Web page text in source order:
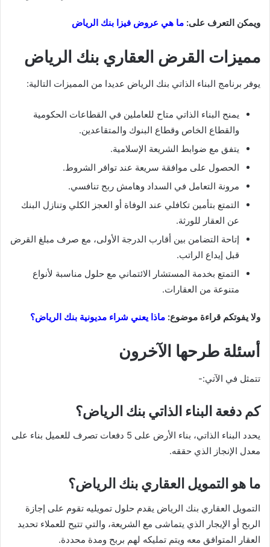
ويمكن التعرف على: ما هي عروض فيزا بنك الرياض
مميزات القرض العقاري بنك الرياض
يوفر برنامج البناء الذاتي بنك الرياض عديدا من المميزات التالية:
يمنح البناء الذاتي متاح للعاملين في القطاعات الحكومية
والقطاع الخاص وقطاع البنوك والمتقاعدين.
يتفق مع ضوابط الشريعة الإسلامية.
الحصول على موافقة سريعة عند توافر الشروط.
مرونة التعامل في السداد وهامش ربح تنافسي.
التمتع بتأمين تكافلي عند الوفاة أو العجز الكلي وتنازل البنك
عن العقار للورثة.
إتاحة التضامن بين أقارب الدرجة الأولى، مع صرف مبلغ القرض
قبل إيداع الراتب.
التمتع بخدمة المستشار الائتماني مع حلول مناسبة لأنواع
متنوعة من العقارات.
ولا يفوتكم قراءة موضوع: ماذا يعني شراء مديونية بنك الرياض؟
أسئلة طرحها الآخرون
تتمثل في الآتي:-
كم دفعة البناء الذاتي بنك الرياض؟
يحدد البناء الذاتي، بناء الأرض على 5 دفعات تصرف للعميل بناء على
معدل الإنجاز الذي حققه.
ما هو التمويل العقاري بنك الرياض؟
التمويل العقاري بنك الرياض يقدم حلول تمويليه تقوم على إجازة
الربح أو الإيجار الذي يتماشى مع الشريعة، والتي تتيح للعملاء تحديد
العقار المتوافق معه ويتم تمليكه لهم بربح ومدة محددة.